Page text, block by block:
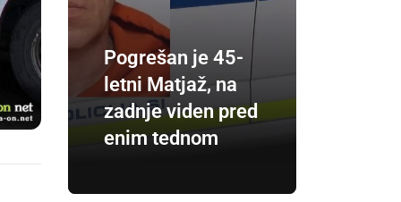
Pogrešan je 45-
letni Matjaž, na
zadnje viden pred
enim tednom